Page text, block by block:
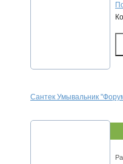
Сантек Умывальник